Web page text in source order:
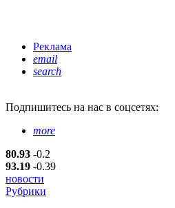
Реклама
email
search
Подпишитесь на нас в соцсетях:
more
80.93 -0.2
93.19 -0.39
новости
Рубрики